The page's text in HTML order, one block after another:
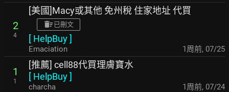
2
4
[美國]Macy或其他 免州稅 住家地址 代買
已刪文
[ HelpBuy]
Emaciation 1周前, 07/25
1
1
[推薦] cell88代買理膚寶水
[ HelpBuy]
charcha 1周前, 07/24